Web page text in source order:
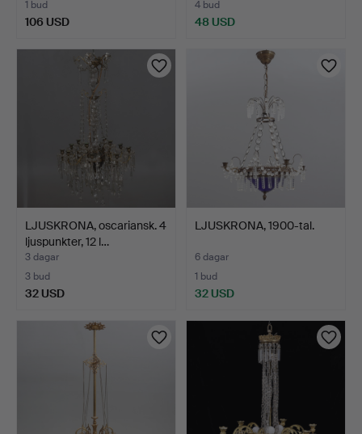
1 bud
106 USD
4 bud
48 USD
LJUSKRONA, oscariansk. 4
ljuspunkter, 12 l…
3 dagar
3 bud
32 USD
LJUSKRONA, 1900-tal.
6 dagar
1 bud
32 USD